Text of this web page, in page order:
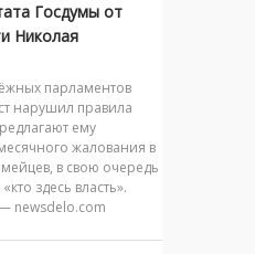
Госдумы от
Николая
парламентов
нарушил правила
ему
жалования в
в свою очередь
здесь власть».
newsdelo.com